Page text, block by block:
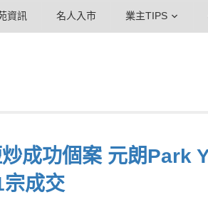
資訊 名人入市 業主TIPS
成功個案 元朗Park
宗成交